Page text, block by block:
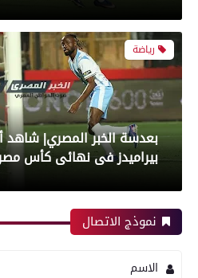
رياضة
بعدسة الخبر المصري| شاهد
بيراميدز فى نهائى كأس
رياضة
نموذج الاتصال
الاسم